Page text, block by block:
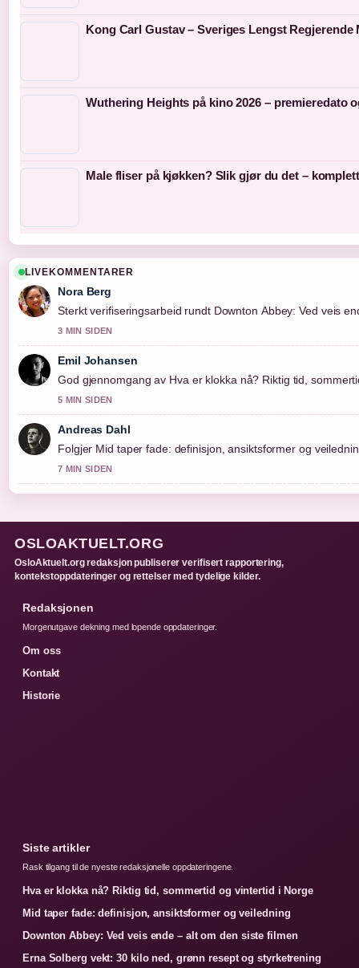
Kong Carl Gustav – Sveriges Lengst Regjerende
Wuthering Heights på kino 2026 – premieredato
Male fliser på kjøkken? Slik gjør du det –
LIVEKOMMENTARER
Nora Berg
Sterkt verifiseringsarbeid rundt Downton Abbey: Ved veis
3 MIN SIDEN
Emil Johansen
God gjennomgang av Hva er klokka nå? Riktig tid,
5 MIN SIDEN
Andreas Dahl
Folgjer Mid taper fade: definisjon, ansiktsformer og
7 MIN SIDEN
OSLOAKTUELT.ORG
OsloAktuelt.org redaksjon publiserer verifisert rapportering,
kontekstoppdateringer og rettelser med tydelige kilder.
Redaksjonen
Morgenutgave dekning med lopende oppdateringer.
Om oss
Kontakt
Historie
Siste artikler
Rask tilgang til de nyeste redaksjonelle oppdateringene.
Hva er klokka nå? Riktig tid, sommertid og vintertid i Norge
Mid taper fade: definisjon, ansiktsformer og veiledning
Downton Abbey: Ved veis ende – alt om den siste filmen
Erna Solberg vekt: 30 kilo ned, grønn resept og styrketrening